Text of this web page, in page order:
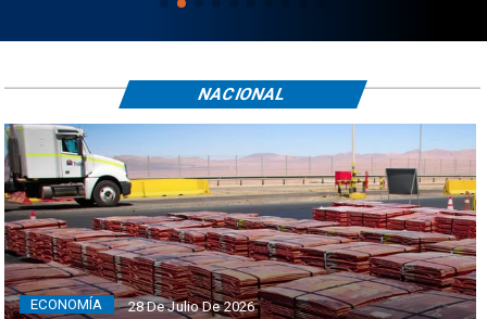
ECONOMÍA 28 De Julio De 2026
NACIONAL